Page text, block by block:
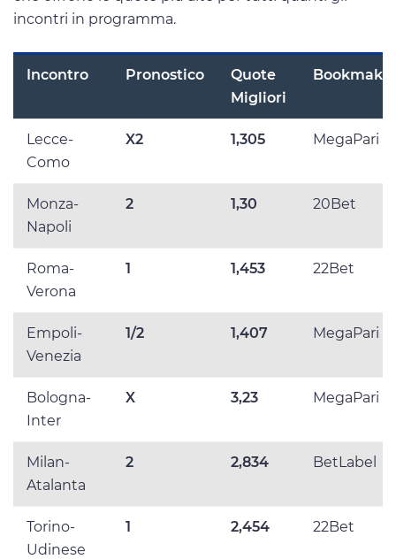
incontri in programma.
Incontro Pronostico
Quote
Migliori
Lecce-
Como
X2 1,305 MegaPari
Monza-
Napoli
2 1,30 20Bet
Roma-
Verona
1 1,453 22Bet
Empoli-
Venezia
1/2 1,407 MegaPari
Bologna-
Inter
X 3,23 MegaPari
Milan-
Atalanta
2 2,834 BetLabel
Torino-
Udinese
1 2,454 22Bet